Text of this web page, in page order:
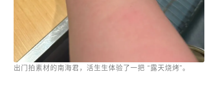
出门拍素材的南海君，活生生体验了一把 “露天烧烤”。